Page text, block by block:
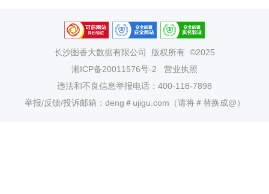
长沙图香大数据有限公司
版权所有 ©2025
湘ICP备20011576号-2
营业执照
违法和不良信息举报电话：400-118-7898
举报/反馈/投诉邮箱：deng＃ujigu.com（请将＃替换成@）